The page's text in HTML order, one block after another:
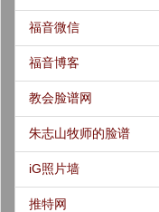
福音微信
福音博客
教会脸谱网
朱志山牧师的脸谱
iG照片墙
推特网